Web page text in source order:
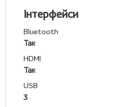
Інтерфейси
Bluetooth
Так
HDMI
Так
USB
3